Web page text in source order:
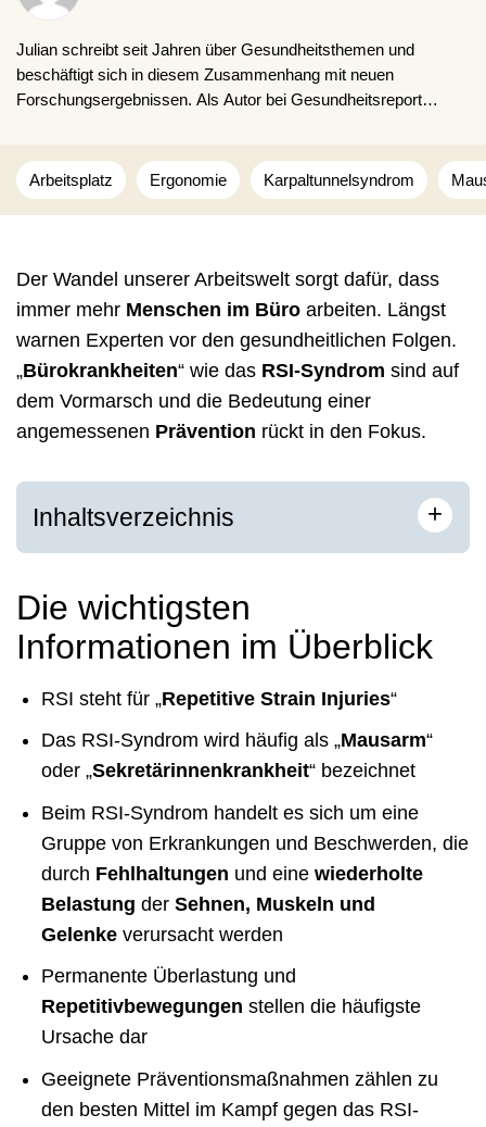
Julian schreibt seit Jahren über Gesundheitsthemen und
beschäftigt sich in diesem Zusammenhang mit neuen
Forschungsergebnissen. Als Autor bei Gesundheitsreport
aktuelle Trends aufmerksam machen.
Arbeitsplatz Ergonomie Karpaltunnelsyndrom
Der Wandel unserer Arbeitswelt sorgt dafür, dass
immer mehr Menschen im Büro arbeiten. Längst
warnen Experten vor den gesundheitlichen Folgen.
„Bürokrankheiten“ wie das RSI-Syndrom sind auf
dem Vormarsch und die Bedeutung einer
angemessenen Prävention rückt in den Fokus.
Inhaltsverzeichnis +
Die wichtigsten
Informationen im Überblick
RSI steht für „Repetitive Strain Injuries“
Das RSI-Syndrom wird häufig als „Mausarm“
oder „Sekretärinnenkrankheit“ bezeichnet
Beim RSI-Syndrom handelt es sich um eine
Gruppe von Erkrankungen und Beschwerden, die
durch Fehlhaltungen und eine wiederholte
Belastung der Sehnen, Muskeln und
Gelenkeverursacht werden
Permanente Überlastung und
Repetitivbewegungen stellen die häufigste
Ursache dar
Geeignete Präventionsmaßnahmen zählen zu
den besten Mittel im Kampf gegen das RSI-